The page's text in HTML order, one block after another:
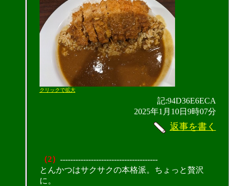
クリックで拡大
記:94D36E6ECA
2025年1月10日9時07分
返事を書く
（2） --------------------------------------
とんかつはサクサクの本格派。ちょっと贅沢
に。